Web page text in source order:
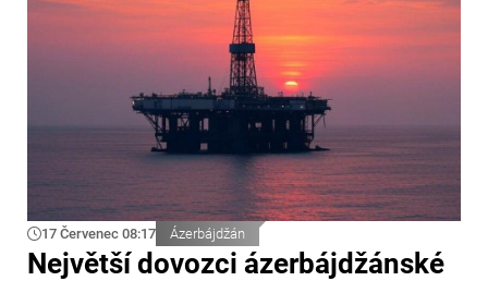
středoevropského letního času.
17 Červenec 08:17 Ázerbájdžán
Největší dovozci ázerbájdžánské